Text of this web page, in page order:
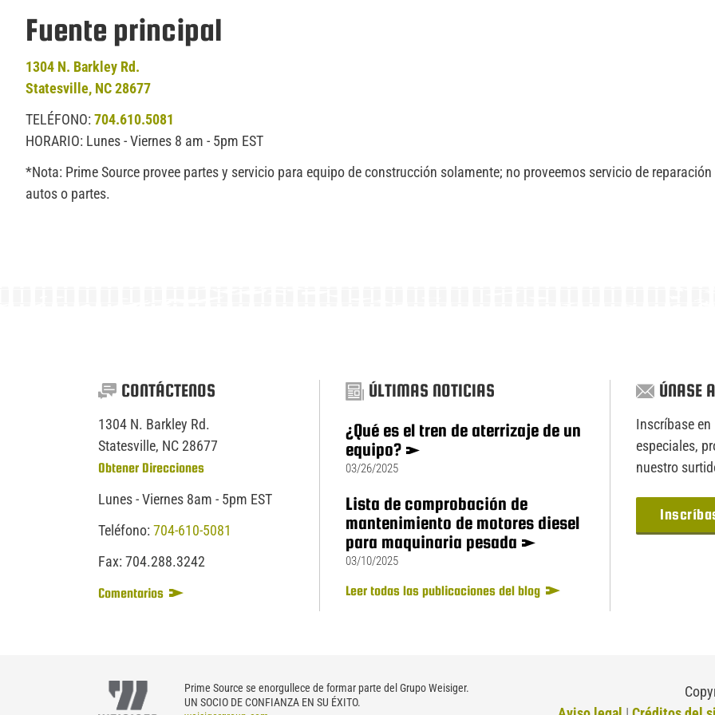
Fuente principal
1304 N. Barkley Rd.
Statesville, NC 28677
TELÉFONO: 704.610.5081
HORARIO: Lunes - Viernes 8 am - 5pm EST
*Nota: Prime Source provee partes y servicio para equipo de construcción solamente; no proveemos servicio de reparación
autos o partes.
CONTÁCTENOS
1304 N. Barkley Rd.
Statesville, NC 28677
Obtener Direcciones
Lunes - Viernes 8am - 5pm EST
Teléfono: 704-610-5081
Fax: 704.288.3242
Comentarios
ÚLTIMAS NOTICIAS
¿Qué es el tren de aterrizaje de un
equipo?
03/26/2025
Lista de comprobación de
mantenimiento de motores diesel
para maquinaria pesada
03/10/2025
Leer todas las publicaciones del blog
ÚNASE
Inscríbase
especiales,
nuestro
Prime Source se enorgullece de formar parte del Grupo Weisiger.
UN SOCIO DE CONFIANZA EN SU ÉXITO.